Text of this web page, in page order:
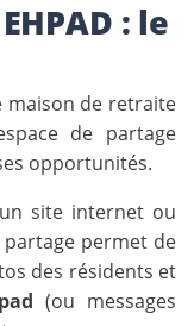
: le
maison de retraite
de partage
opportunités.
site internet ou
permet de
des résidents et
(ou messages